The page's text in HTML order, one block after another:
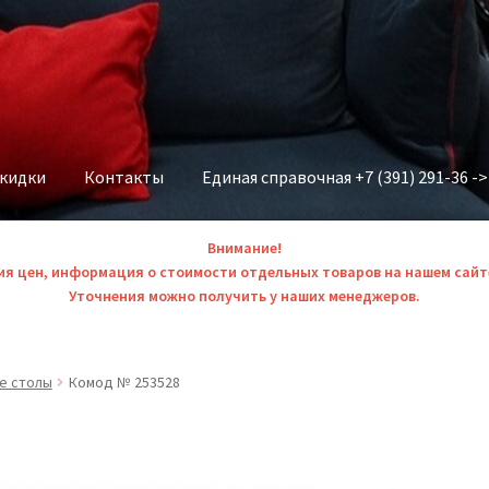
Контакты Единая справочная +7 (391) 291-36 -
Внимание!
цен, информация о стоимости отдельных товаров на нашем
Уточнения можно получить у наших менеджеров.
столы Комод № 253528